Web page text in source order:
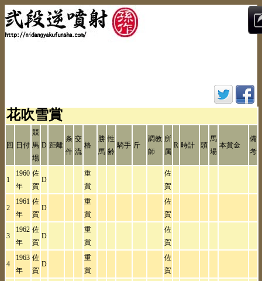
花吹雪賞
回 日付
競
馬
場
D 距離
条
件
交
流
格
勝
馬
性
齢
騎手 斤
調教
師
所
属
R 時計 頭
馬
場
本賞金
備
考
1
1960
年
佐
賀
D
重
賞
佐
賀
2
1961
年
佐
賀
D
重
賞
佐
賀
3
1962
年
佐
賀
D
重
賞
佐
賀
4
1963
年
佐
賀
D
重
賞
佐
賀